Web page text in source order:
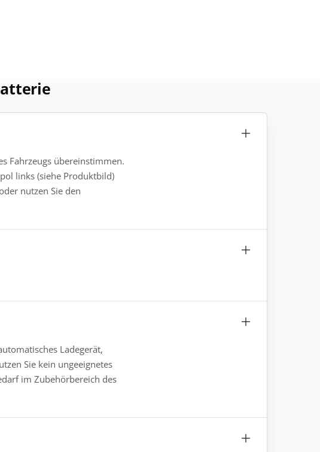
Fahrzeugs übereinstimmen.
links (siehe Produktbild)
nutzen Sie den
Ladegerät,
Sie kein ungeeignetes
im Zubehörbereich des